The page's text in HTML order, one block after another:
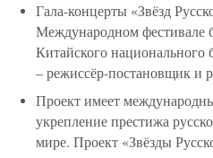
Гала-концерты «Звёзд
Международном фестивале
Китайского национального
– режиссёр-постановщик и
Проект имеет
укрепление престижа
мире. Проект «Звёзды